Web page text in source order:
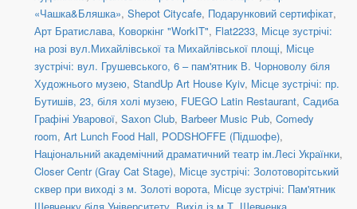
«Чашка&Бляшка», Shepot Citycafe, Подарунковий сертифікат,
Арт Братислава, Коворкінг "WorkIT", Flat2233, Місце зустрічі:
на розі вул.Михайлівської та Михайлівської площі, Місце
зустрічі: вул. Грушевського, 6 – пам'ятник В. Чорноволу біля
Художнього музею, StandUp Art House Kyiv, Місце зустрічі: пр.
Бутишів, 23, біля холі музею, FUEGO Latin Restaurant, Садиба
Графіні Уварової, Saxon Club, Barbeer Music Pub, Comedy
room, Art Lunch Food Hall, PODSHOFFE (Підшофе),
Національний академічний драматичний театр ім.Лесі Українки,
Closer Centr (Gray Cat Stage), Місце зустрічі: Золотоворітський
сквер при виході з м. Золоті ворота, Місце зустрічі: Пам'ятник